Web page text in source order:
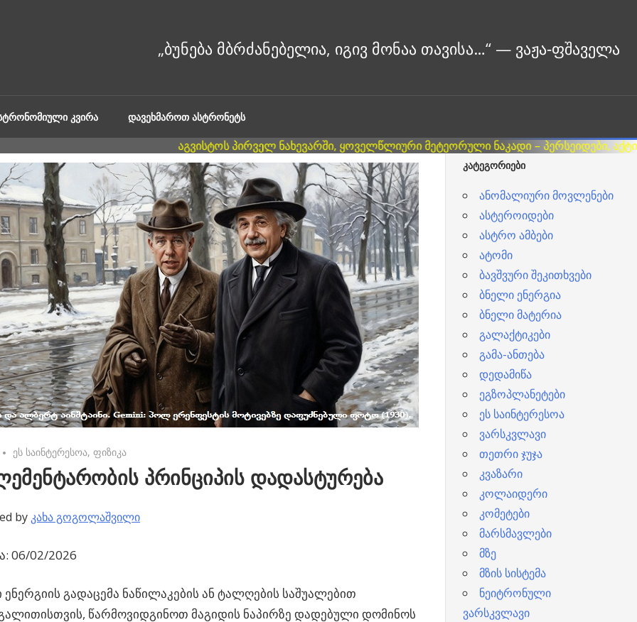
ᲙᲕᲘᲠᲐ ᲓᲐᲕᲔᲮᲛᲐᲠᲝᲗ ᲐᲡᲢᲠᲝᲜᲔᲢᲡ
No comments
ეს საინტერესოა,ფიზიკა
პრინციპის დადასტურება
by კახა გოგოლაშვილი
06/02/2026
ენერგიის გადაცემა ნაწილაკების ან ტალღების საშუალებით
წარმოვიდგინოთ მაგიდის ნაპირზე დადებული დომინოს
ᲙᲐᲢᲔᲒᲝᲠᲘᲔᲑᲘ
ანომალიური მოვლენები
ასტეროიდები
ასტრო ამბები
ატომი
ბავშვური შეკითხვები
ბნელი ენერგია
ბნელი მატერია
გალაქტიკები
გამა-ანთება
დედამიწა
ეგზოპლანეტები
ეს საინტერესოა
ვარსკვლავი
თეთრი ჯუჯა
კვაზარი
კოლაიდერი
კომეტები
მარსმავლები
მზე
მზის სისტემა
ნეიტრონული
ვარსკვლავი